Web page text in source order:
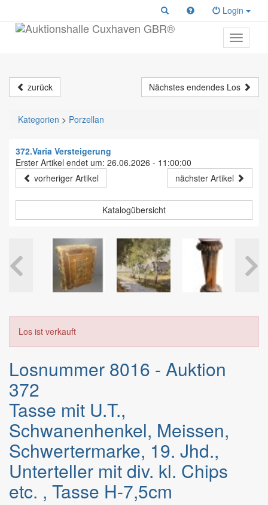
Login
Toggle
primary
zurück Nächstes endendes Los
Kategorien > Porzellan
372.Varia Versteigerung
Erster Artikel endet um: 26.06.2026 - 11:00:00
vorheriger Artikel
nächster Artikel
Katalogübersicht
Los ist verkauft
Losnummer 8016 - Auktion
372
Tasse mit U.T.,
Schwanenhenkel, Meissen,
Schwertermarke, 19. Jhd.,
Unterteller mit div. kl. Chips
etc. , Tasse H-7,5cm